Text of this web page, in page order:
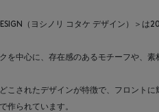
（ヨシノリ コタケ デザイン）＞
を中心に、存在感のあるモチーフや、
こされたデザインが特徴で、フロント
作られています。